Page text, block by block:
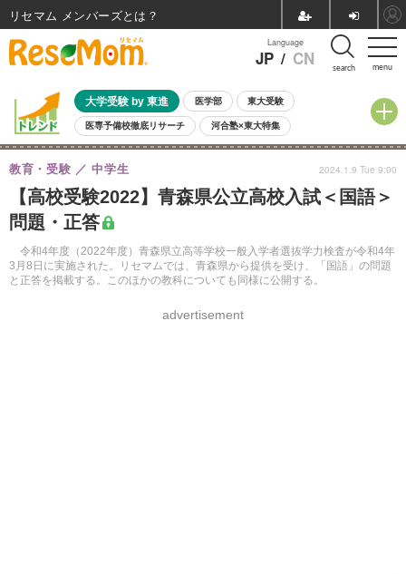
menu
Language
JP / CN search
大学受験 by 東進 医学部 東大受験
医専予備校徹底リサーチ 河合塾×東大特集
親子で考える大学選び 高校受験 中学受験 小学校受験
共通テスト 夏休み
8月開催イベント・WS 全国公立高校 過去問 人気記事
自由研究教材（小学生向け）
【高校受験2022】青森県公立高校入試＜国語＞
問題・正答
令和4年度（2022年度）青森県立高等学校一般入学者選抜学力検査が令和4年
3月8日に実施された。リセマムでは、青森県から提供を受け、「国語」の問題
と正答を掲載する。このほかの教科についても同様に公開する。
教育・受験 中学生
advertisement
2024.1.9 Tue 9:00
リセマム メンバーズ